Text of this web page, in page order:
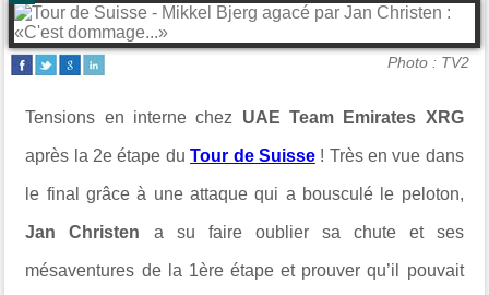
Photo : TV2
Tensions en interne chez UAE Team Emirates XRG
après la 2e étape du Tour de Suisse! Très en vue dans
le final grâce à une attaque qui a bousculé le peloton,
Jan Christen a su faire oublier sa chute et ses
mésaventures de la 1ère étape et prouver qu’il pouvait